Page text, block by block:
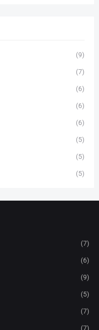
(9)
(7)
(6)
(6)
(6)
(5)
(5)
(5)
(7)
(6)
(9)
(5)
(7)
(7)